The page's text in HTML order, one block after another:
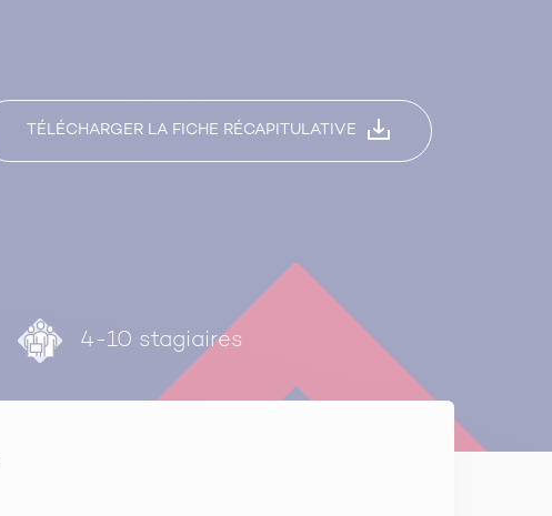
TÉLÉCHARGER LA FICHE RÉCAPITULATIVE
4-10 stagiaires